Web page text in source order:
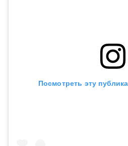
Посмотреть эту